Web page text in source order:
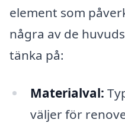
element som
några av de
tänka på:
Materialval:
väljer för